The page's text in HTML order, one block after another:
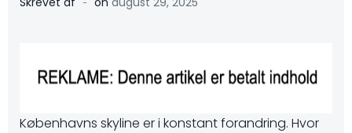
Københavns skyline er i konstant forandring. Hvor